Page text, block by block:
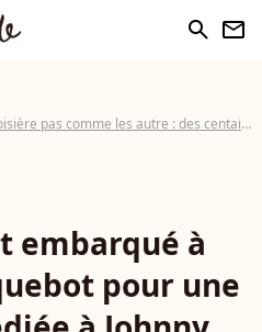
search newsletter
les autre : des centaines de fans de Johnny Hallyday réunis pour ne jamais l’oublier, "Johnny est notre idole"
embarqué à
pour une